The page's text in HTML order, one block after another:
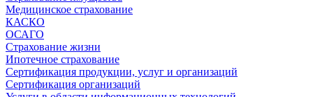
Медицинское страхование
КАСКО
ОСАГО
Страхование жизни
Ипотечное страхование
Сертификация продукции, услуг и организаций
Сертификация организаций